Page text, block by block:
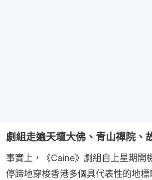
劇組走遍天壇大佛、青山禪院、
事實上，《Caine》劇組自上星期開
停蹄地穿梭香港多個具代表性的地標